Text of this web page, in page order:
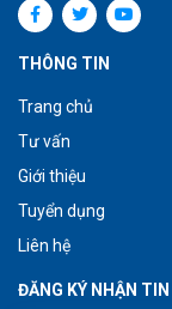
THÔNG TIN
Trang chủ
Tư vấn
Giới thiệu
Tuyển dụng
Liên hệ
ĐĂNG KÝ NHẬN TIN